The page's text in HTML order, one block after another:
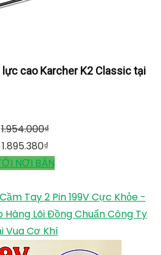
lực cao Karcher K2 Classic tại
1.954.000₫
1.895.380₫
NƠI BÁN
Tay 2 Pin 199V Cực Khỏe -
Hàng Lõi Đồng Chuẩn Công Ty
Vua Cơ Khí